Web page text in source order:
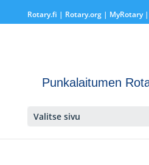
Rotary.fi | Rotary.org| MyRotary |
Punkalaitumen
Valitse sivu